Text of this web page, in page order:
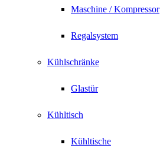
Maschine / Kompressor
Regalsystem
Kühlschränke
Glastür
Kühltisch
Kühltische